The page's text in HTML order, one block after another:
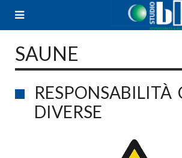
SAUNE
RESPONSABILITÀ
DIVERSE